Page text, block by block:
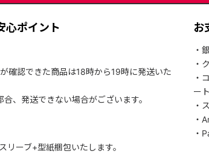
心ポイント
確認できた商品は18時から19時に発送いた
、発送できない場合がございます。
リーブ+型紙梱包いたします。
お
・
・
・
ー
・
・
・